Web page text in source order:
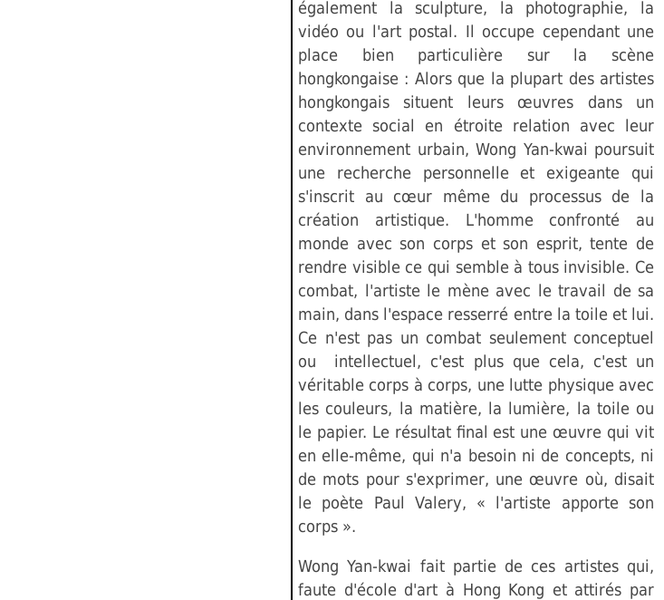
également la sculpture, la photographie, la
vidéo ou l'art postal. Il occupe cependant une
place bien particulière sur la scène
hongkongaise : Alors que la plupart des artistes
hongkongais situent leurs œuvres dans un
contexte social en étroite relation avec leur
environnement urbain, Wong Yan-kwai poursuit
une recherche personnelle et exigeante qui
s'inscrit au cœur même du processus de la
création artistique. L'homme confronté au
monde avec son corps et son esprit, tente de
rendre visible ce qui semble à tous invisible. Ce
combat, l'artiste le mène avec le travail de sa
main, dans l'espace resserré entre la toile et lui.
Ce n'est pas un combat seulement conceptuel
ou intellectuel, c'est plus que cela, c'est un
véritable corps à corps, une lutte physique avec
les couleurs, la matière, la lumière, la toile ou
le papier. Le résultat final est une œuvre qui vit
en elle-même, qui n'a besoin ni de concepts, ni
de mots pour s'exprimer, une œuvre où, disait
le poète Paul Valery, « l'artiste apporte son
corps ».
Wong Yan-kwai fait partie de ces artistes qui,
faute d'école d'art à Hong Kong et attirés par